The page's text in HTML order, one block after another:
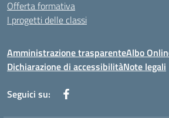
Offerta formativa
I progetti delle classi
Amministrazione trasparenteAlbo
Dichiarazione di accessibilitàNote legali
Seguici su: